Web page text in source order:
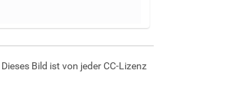
Bild ist von jeder CC-Lizenz